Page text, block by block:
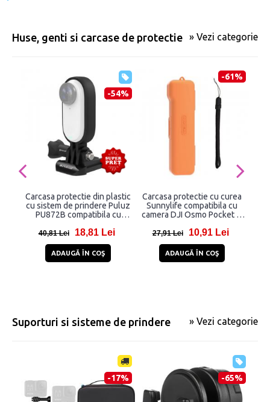
Huse, genti si carcase de protectie » Vezi categorie
-54%
Carcasa protectie din plastic
cu sistem de prindere Puluz
PU872B compatibila cu
Negru
40,81 Lei 18,81 Lei
ADAUGĂ ÎN COŞ
-61%
Carcasa protectie cu curea
Sunnylife compatibila cu
camera DJI Osmo Pocket 3,
27,91 Lei 10,91 Lei
ADAUGĂ ÎN COŞ
Suporturi si sisteme de prindere » Vezi categorie
-17% -65%